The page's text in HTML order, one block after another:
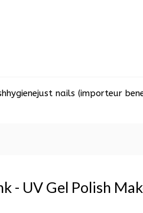
hygienejust nails (importeur
- UV Gel Polish